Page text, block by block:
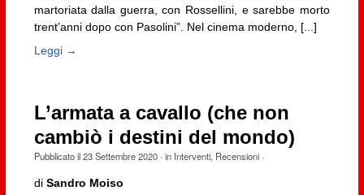
martoriata dalla guerra, con Rossellini, e sarebbe morto
trent’anni dopo con Pasolini”. Nel cinema moderno, [...]
Leggi →
L’armata a cavallo (che non
cambiò i destini del mondo)
Pubblicato il23 Settembre 2020· in Interventi, Recensioni·
di Sandro Moiso